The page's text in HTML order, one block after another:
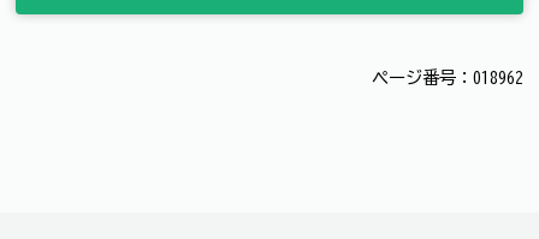
ページ番号：018962